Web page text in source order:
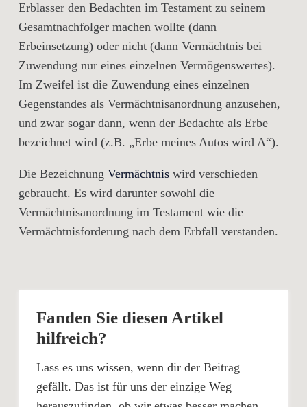
Erblasser den Bedachten im Testament zu seinem
Gesamtnachfolger machen wollte (dann
Erbeinsetzung) oder nicht (dann Vermächtnis bei
Zuwendung nur eines einzelnen Vermögenswertes).
Im Zweifel ist die Zuwendung eines einzelnen
Gegenstandes als Vermächtnisanordnung anzusehen,
und zwar sogar dann, wenn der Bedachte als Erbe
bezeichnet wird (z.B. „Erbe meines Autos wird A“).
Die Bezeichnung Vermächtnis wird verschieden
gebraucht. Es wird darunter sowohl die
Vermächtnisanordnung im Testament wie die
Vermächtnisforderung nach dem Erbfall verstanden.
Fanden Sie diesen Artikel
hilfreich?
Lass es uns wissen, wenn dir der Beitrag
gefällt. Das ist für uns der einzige Weg